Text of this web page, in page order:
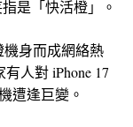
是「快活橙」。
機身而成網絡熱
人對 iPhone 17
遭逢巨變。